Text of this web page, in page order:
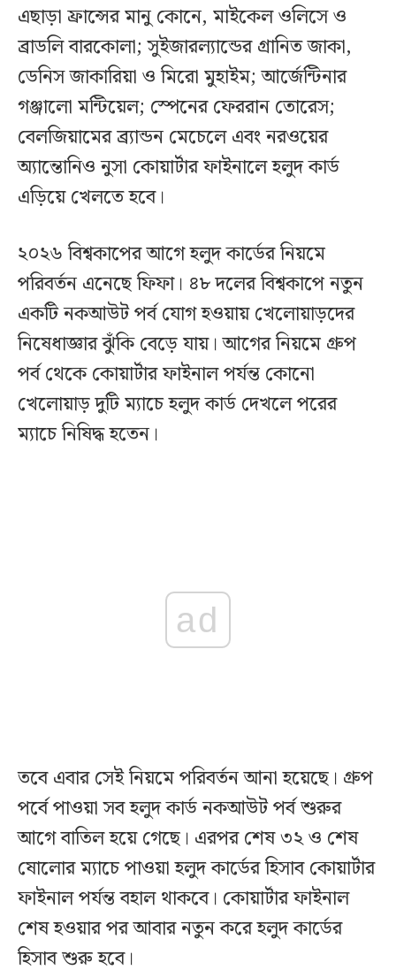
এছাড়া ফ্রান্সের মানু কোনে, মাইকেল ওলিসে ও
ব্রাডলি বারকোলা; সুইজারল্যান্ডের গ্রানিত জাকা,
ডেনিস জাকারিয়া ও মিরো মুহাইম; আর্জেন্টিনার
গঞ্জালো মন্টিয়েল; স্পেনের ফেররান তোরেস;
বেলজিয়ামের ব্র্যান্ডন মেচেলে এবং নরওয়ের
অ্যান্তোনিও নুসা কোয়ার্টার ফাইনালে হলুদ কার্ড
এড়িয়ে খেলতে হবে।
২০২৬ বিশ্বকাপের আগে হলুদ কার্ডের নিয়মে
পরিবর্তন এনেছে ফিফা। ৪৮ দলের বিশ্বকাপে নতুন
একটি নকআউট পর্ব যোগ হওয়ায় খেলোয়াড়দের
নিষেধাজ্ঞার ঝুঁকি বেড়ে যায়। আগের নিয়মে গ্রুপ
পর্ব থেকে কোয়ার্টার ফাইনাল পর্যন্ত কোনো
খেলোয়াড় দুটি ম্যাচে হলুদ কার্ড দেখলে পরের
ম্যাচে নিষিদ্ধ হতেন।
ad
তবে এবার সেই নিয়মে পরিবর্তন আনা হয়েছে। গ্রুপ
পর্বে পাওয়া সব হলুদ কার্ড নকআউট পর্ব শুরুর
আগে বাতিল হয়ে গেছে। এরপর শেষ ৩২ ও শেষ
ষোলোর ম্যাচে পাওয়া হলুদ কার্ডের হিসাব কোয়ার্টার
ফাইনাল পর্যন্ত বহাল থাকবে। কোয়ার্টার ফাইনাল
শেষ হওয়ার পর আবার নতুন করে হলুদ কার্ডের
হিসাব শুরু হবে।